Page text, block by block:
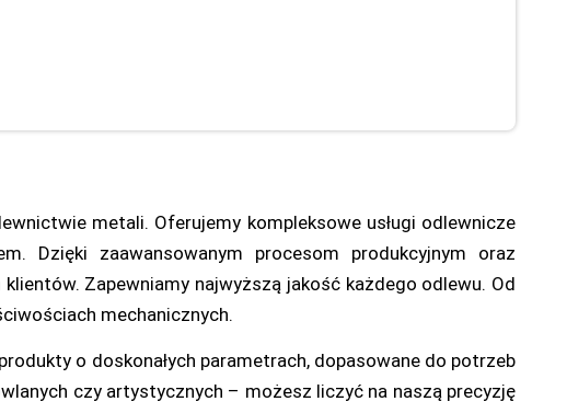
metali. Oferujemy kompleksowe usługi odlewnicze
Dzięki zaawansowanym procesom produkcyjnym oraz
Zapewniamy najwyższą jakość każdego odlewu. Od
mechanicznych.
o doskonałych parametrach, dopasowane do potrzeb
czy artystycznych – możesz liczyć na naszą precyzję